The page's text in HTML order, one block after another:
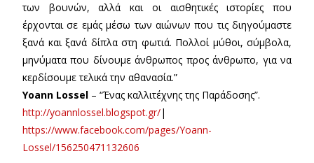
των βουνών, αλλά και οι αισθητικές ιστορίες που
έρχονται σε εμάς μέσω των αιώνων που τις διηγούμαστε
ξανά και ξανά δίπλα στη φωτιά. Πολλοί μύθοι, σύμβολα,
μηνύματα που δίνουμε άνθρωπος προς άνθρωπο, για να
κερδίσουμε τελικά την αθανασία.”
Yoann Lossel – “Ένας καλλιτέχνης της Παράδοσης”.
http://yoannlossel.blogspot.gr/|
https://www.facebook.com/pages/Yoann-
Lossel/156250471132606